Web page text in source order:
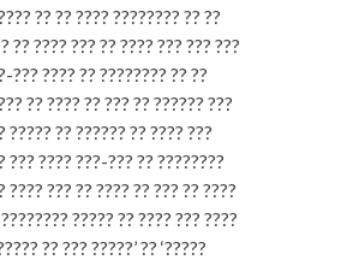
?? ?? ???? ???????? ?? ??
?? ???? ??? ?? ???? ??? ??? ???
??? ???? ?? ???????? ?? ??
?? ???? ?? ??? ?? ?????? ???
????? ?? ?????? ?? ???? ???
??? ???? ???-??? ?? ????????
???? ??? ?? ???? ?? ??? ?? ????
????? ?? ???? ??? ????
?? ??? ?????’ ?? ‘?????